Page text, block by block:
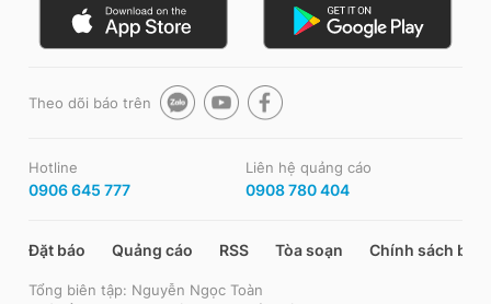
Theo dõi báo trên
Hotline
0906 645 777
Liên hệ quảng cáo
0908 780 404
Đặt báo Quảng cáo RSS Tòa soạn Chính sách bảo
Tổng biên tập: Nguyễn Ngọc Toàn